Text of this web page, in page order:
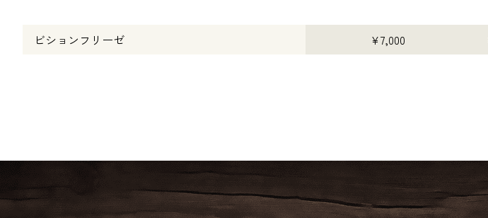
ビションフリーゼ ¥7,000